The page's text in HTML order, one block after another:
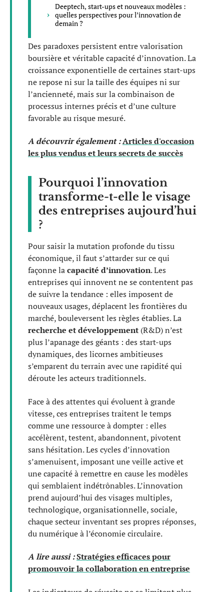
Deeptech, start-ups et nouveaux modèles :
quelles perspectives pour l’innovation de
demain ?
Des paradoxes persistent entre valorisation
boursière et véritable capacité d’innovation. La
croissance exponentielle de certaines start-ups
ne repose ni sur la taille des équipes ni sur
l’ancienneté, mais sur la combinaison de
processus internes précis et d’une culture
favorable au risque mesuré.
A découvrir également :Articles d'occasion
les plus vendus et leurs secrets de succès
Pourquoi l’innovation
transforme-t-elle le visage
des entreprises aujourd’hui
?
Pour saisir la mutation profonde du tissu
économique, il faut s’attarder sur ce qui
façonne lacapacité d’innovation. Les
entreprises qui innovent ne se contentent pas
de suivre la tendance : elles imposent de
nouveaux usages, déplacent les frontières du
marché, bouleversent les règles établies. La
recherche et développement (R&D) n’est
plus l’apanage des géants : des start-ups
dynamiques, des licornes ambitieuses
s’emparent du terrain avec une rapidité qui
déroute les acteurs traditionnels.
Face à des attentes qui évoluent à grande
vitesse, ces entreprises traitent le temps
comme une ressource à dompter : elles
accélèrent, testent, abandonnent, pivotent
sans hésitation. Les cycles d’innovation
s’amenuisent, imposant une veille active et
une capacité à remettre en cause les modèles
qui semblaient indétrônables. L’innovation
prend aujourd’hui des visages multiples,
technologique, organisationnelle, sociale,
chaque secteur inventant ses propres réponses,
du numérique à l’économie circulaire.
A lire aussi :Stratégies efficaces pour
promouvoir la collaboration en entreprise